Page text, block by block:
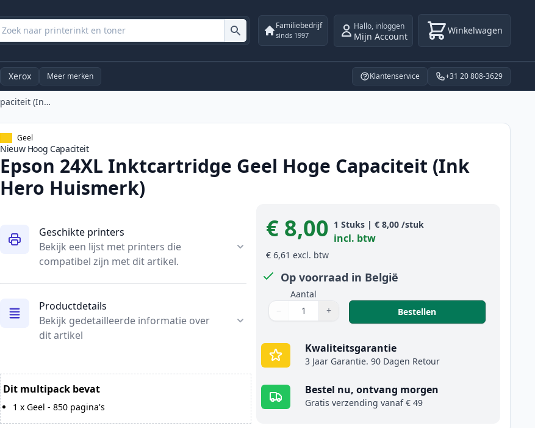
Familiebedrijf
sinds 1997
Hallo, inloggen
Mijn Account Winkelwagen
Xerox Meer merken Klantenservice +31 20 808-3629
Epson 24XL Inktcartridge Geel Hoge Capaciteit (Ink Hero Huismerk)
Geel
Nieuw Hoog Capaciteit
Epson 24XL Inktcartridge Geel Hoge Capaciteit (Ink
Hero Huismerk)
Geschikte printers
Bekijk een lijst met printers die
compatibel zijn met dit artikel.
Productdetails
Bekijk gedetailleerde informatie over
dit artikel
Dit multipack bevat
1 x Geel - 850 pagina's
Product information
€ 8,00 1 Stuks| € 8,00 /stuk
incl. btw
€ 6,61 excl. btw
Op voorraad in België
Aantal
Aantal
Gebruik de knoppen om aan te passen
− +
Aantal 1 Bestellen,
Kwaliteitsgarantie
3 Jaar Garantie. 90 Dagen Retour
Bestel nu, ontvang morgen
Gratis verzending vanaf € 49